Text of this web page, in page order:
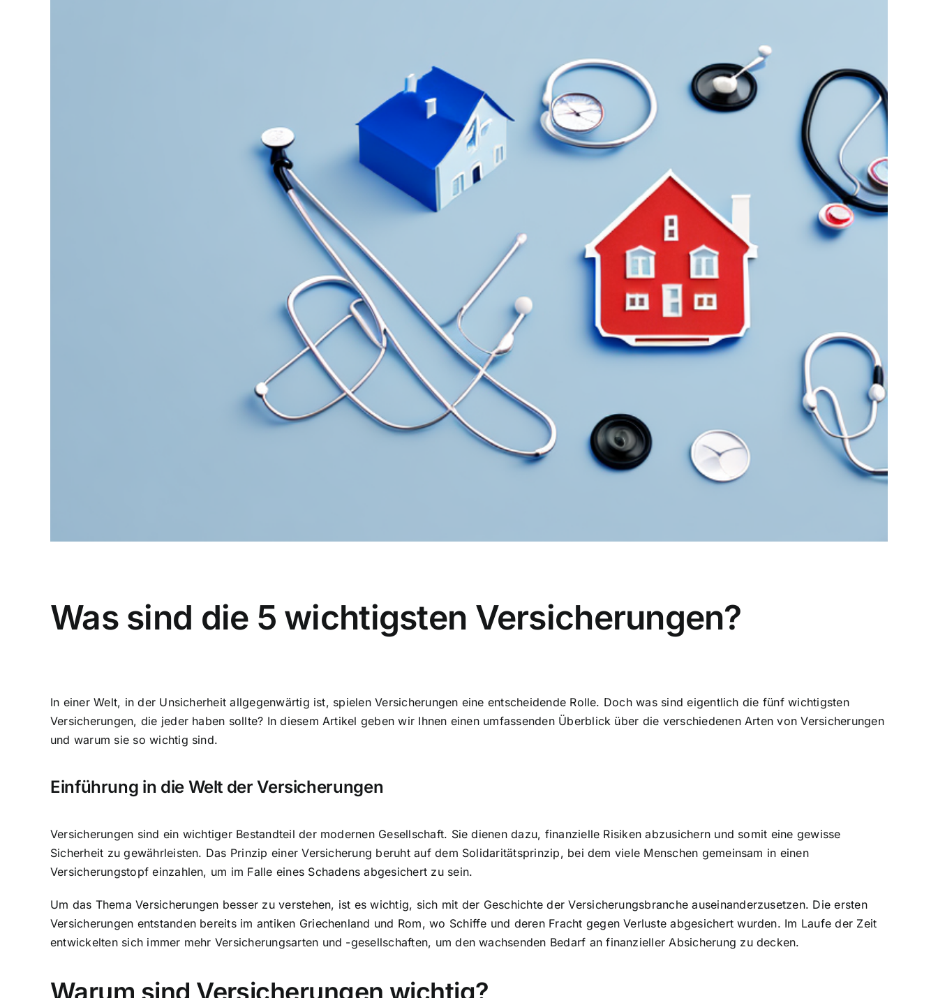
Was sind die 5 wichtigsten Versicherungen?
In einer Welt, in der Unsicherheit allgegenwärtig ist, spielen Versicherungen eine entscheidende Rolle. Doch was sind eigentlich die fünf wichtigsten
Versicherungen, die jeder haben sollte? In diesem Artikel geben wir Ihnen einen umfassenden Überblick über die verschiedenen Arten von Versicherungen
und warum sie so wichtig sind.
Einführung in die Welt der Versicherungen
Versicherungen sind ein wichtiger Bestandteil der modernen Gesellschaft. Sie dienen dazu, finanzielle Risiken abzusichern und somit eine gewisse
Sicherheit zu gewährleisten. Das Prinzip einer Versicherung beruht auf dem Solidaritätsprinzip, bei dem viele Menschen gemeinsam in einen
Versicherungstopf einzahlen, um im Falle eines Schadens abgesichert zu sein.
Um das Thema Versicherungen besser zu verstehen, ist es wichtig, sich mit der Geschichte der Versicherungsbranche auseinanderzusetzen. Die ersten
Versicherungen entstanden bereits im antiken Griechenland und Rom, wo Schiffe und deren Fracht gegen Verluste abgesichert wurden. Im Laufe der Zeit
entwickelten sich immer mehr Versicherungsarten und -gesellschaften, um den wachsenden Bedarf an finanzieller Absicherung zu decken.